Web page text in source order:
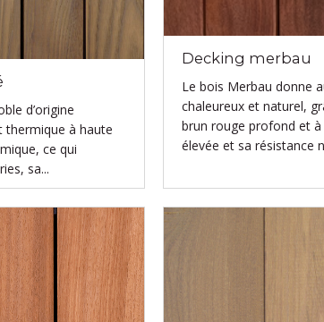
d’origine
thermique à haute
ce qui
sa...
Decking merbau
Le bois Merbau donne
chaleureux et naturel,
brun rouge profond et
élevée et sa résistance